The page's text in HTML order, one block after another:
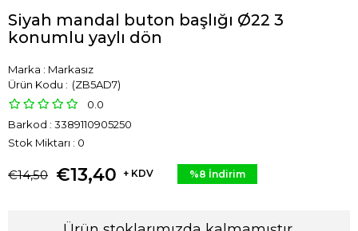
Siyah mandal buton başlığı Ø22 3
konumlu yaylı dön
Marka : Markasız
(ZB5AD7)
0.0
Barkod : 3389110905250
Stok Miktarı : 0
€14,50 €13,40 + KDV %8 İndirim